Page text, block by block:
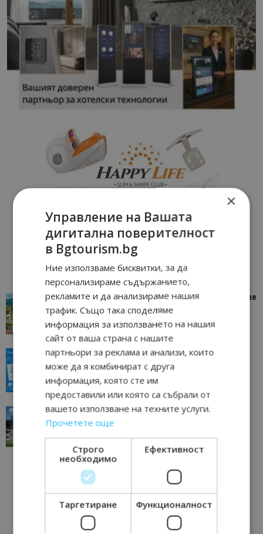
“Пощенска картичка от…”: Петрич – Изживяване
отвъд очакваното
Петрич 11/07/2026 11:22
“Пощенска картичка от…”: Пловдив, градът на
всички времена
Пловдив 23/06/2026 10:00
“Пощенска картичка от…”: Перник – град на
традициите, културата и вдъхновяващите...
Перник 17/06/2026 09:01
×
Управление на Вашата
дигитална поверителност
в Bgtourism.bg
Ние използваме бисквитки, за да
персонализираме съдържанието,
рекламите и да анализираме нашия
трафик. Също така споделяме
информация за използването на нашия
сайт от ваша страна с нашите
партньори за реклама и анализи, които
може да я комбинират с друга
информация, която сте им
предоставили или която са събрали от
вашето използване на техните услуги.
Прочетете още
Строго
необходимо
Ефективност
Таргетиране Функционалност